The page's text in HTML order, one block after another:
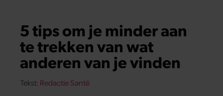
5 tips om je minder aan
te trekken van wat
anderen van je vinden
Tekst: Redactie Santé